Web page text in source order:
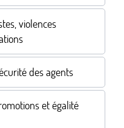
violences
des agents
et égalité